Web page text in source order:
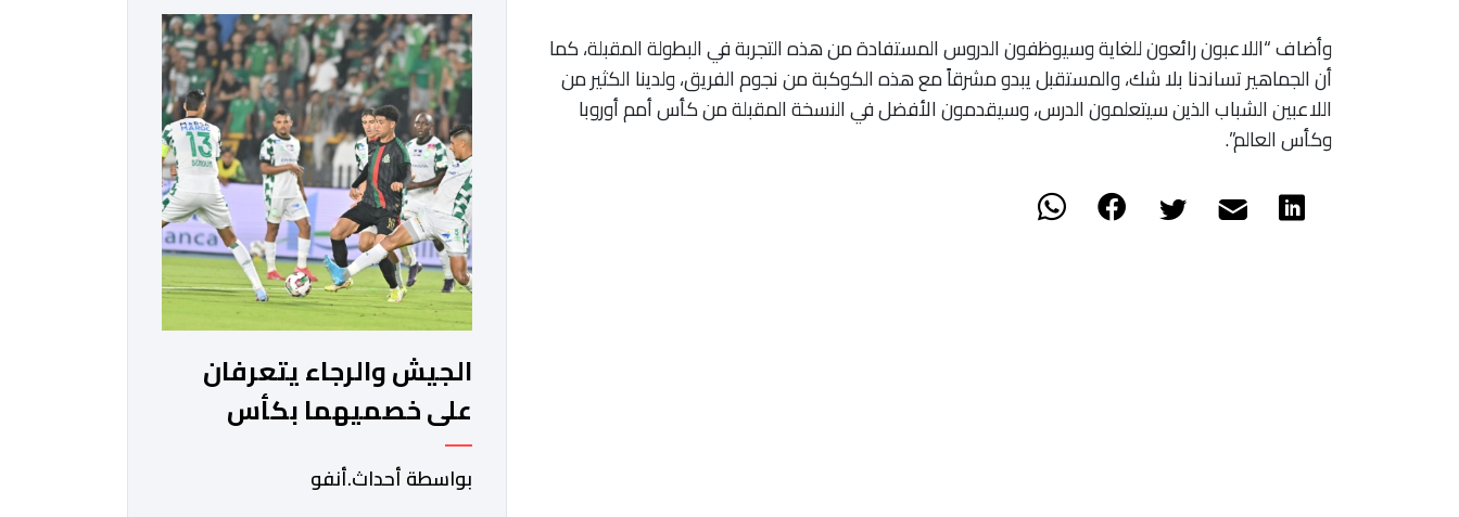
وأضاف “اللاعبون رائعون للغاية وسيوظفون الدروس المستفادة من هذه التجربة في البطولة المقبلة، كما
أن الجماهير تساندنا بلا شك، والمستقبل يبدو مشرقاً مع هذه الكوكبة من نجوم الفريق، ولدينا الكثير من
اللاعبين الشباب الذين سيتعلمون الدرس، وسيقدمون الأفضل في النسخة المقبلة من كأس أمم أوروبا
وكأس العالم”.
التي شهدتها المنتخبات الوطنية خلال
الفترة الأخيرة. وشهد الاجتماع تقديم
عرض مفصل حول مشاركة المنتخبين
الوطنيين لأقل من 18 سنة، إناثا وذكورا،
من طرف اللجنة التقنية التي واكبت كل
[…]
الجيش والرجاء يتعرفان
على خصميهما بكأس
الكاف
بواسطة أحداث.أنفو